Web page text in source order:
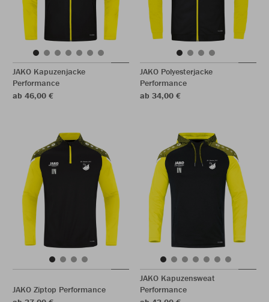
JAKO Kapuzenjacke
Performance
ab 46,00 €
JAKO Polyesterjacke
Performance
ab 34,00 €
JAKO Ziptop Performance
JAKO Kapuzensweat
Performance